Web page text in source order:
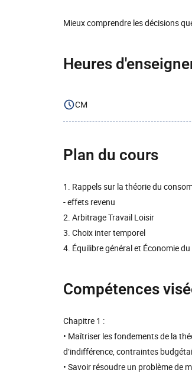
Mieux comprendre les décisions
Heures
CM
Plan du cours
1. Rappels sur la théorie du
- effets revenu
2. Arbitrage Travail Loisir
3. Choix inter temporel
4. Équilibre général et Économie
Compétences
Chapitre 1 :
• Maîtriser les fondements de la
d’indifférence, contraintes
• Savoir résoudre un problème de